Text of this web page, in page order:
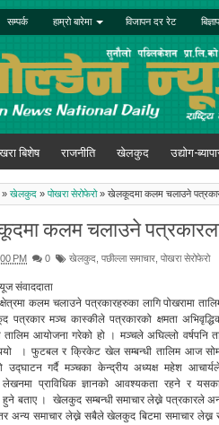
सम्पर्क हाम्रो बारेमा विजापन दर रेट
बिशेष राजनीति खेलकुद उद्योग-
» खेलकुद » पोखरा सेरोफेरो » खेलकूदमा कलम चलाउने
कलम चलाउने
PM 0 खेलकुद पछील्ला समाचार पोखरा सेरोफेरो
संवाददाता
कलम चलाउने पत्रकारहरुका लागि पोखरामा
पत्रकार मञ्च कास्कीले पत्रकारको क्षमता
आयोजना गरेको हो । मञ्चले अघिल्लो वर्षपनि
। फुटबल र क्रिकेट खेल सम्बन्धी तालिम आज
उद्घाटन गर्दै मञ्चका केन्द्रीय अध्यक्ष महेश
लेखनमा प्राविधिक ज्ञानको आवश्यकता रहने र
हुने बताए । खेलकुद सम्बन्धी समाचार लेख्ने पत्रकारले
अन्य समाचार लेख्ने सबैले खेलकुद बिटमा समाचार लेख्न